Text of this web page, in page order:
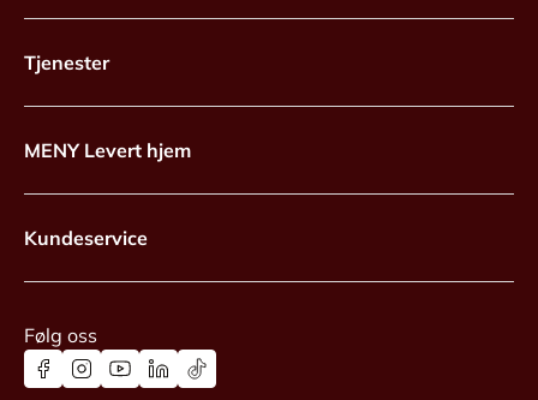
Tjenester
MENY Levert hjem
Kundeservice
Følg oss